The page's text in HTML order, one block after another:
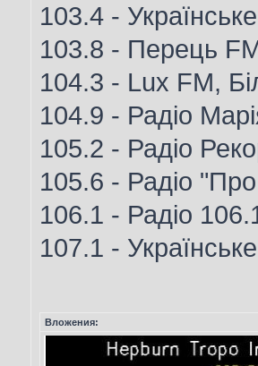
103.4 -
103.8 - Перець
104.3 - Lux FM,
104.9 - Радіо
105.2 - Радіо
105.6 - Радіо
106.1 - Радіо
107.1 -
Вложения: